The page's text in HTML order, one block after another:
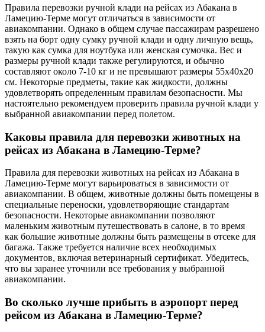
Правила перевозки ручной клади на рейсах из Абакана в
Ламецию-Терме могут отличаться в зависимости от
авиакомпании. Однако в общем случае пассажирам разрешено
взять на борт одну сумку ручной клади и одну личную вещь,
такую как сумка для ноутбука или женская сумочка. Вес и
размеры ручной клади также регулируются, и обычно
составляют около 7-10 кг и не превышают размеры 55x40x20
см. Некоторые предметы, такие как жидкости, должны
удовлетворять определенным правилам безопасности. Мы
настоятельно рекомендуем проверить правила ручной клади у
выбранной авиакомпании перед полетом.
Каковы правила для перевозки животных на
рейсах из Абакана в Ламецию-Терме?
Правила для перевозки животных на рейсах из Абакана в
Ламецию-Терме могут варьироваться в зависимости от
авиакомпании. В общем, животные должны быть помещены в
специальные переноски, удовлетворяющие стандартам
безопасности. Некоторые авиакомпании позволяют
маленьким животным путешествовать в салоне, в то время
как большие животные должны быть размещены в отсеке для
багажа. Также требуется наличие всех необходимых
документов, включая ветеринарный сертификат. Убедитесь,
что вы заранее уточнили все требования у выбранной
авиакомпании.
Во сколько лучше прибыть в аэропорт перед
рейсом из Абакана в Ламецию-Терме?